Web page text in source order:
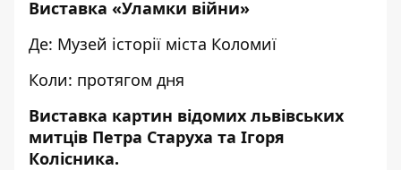
Виставка «Уламки війни»
Де: Музей історії міста Коломиї
Коли: протягом дня
Виставка картин відомих львівських
митців Петра Старуха та Ігоря
Колісника.